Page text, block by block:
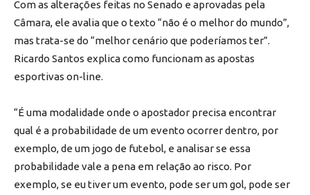
Com as alterações feitas no Senado e aprovadas pela
Câmara, ele avalia que o texto “não é o melhor do mundo”,
mas trata-se do “melhor cenário que poderíamos ter”.
Ricardo Santos explica como funcionam as apostas
esportivas on-line.
“É uma modalidade onde o apostador precisa encontrar
qual é a probabilidade de um evento ocorrer dentro, por
exemplo, de um jogo de futebol, e analisar se essa
probabilidade vale a pena em relação ao risco. Por
exemplo, se eu tiver um evento, pode ser um gol, pode ser